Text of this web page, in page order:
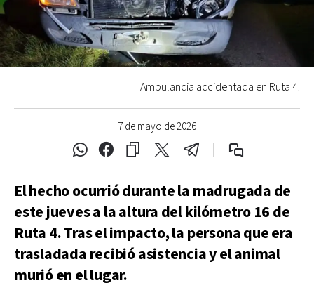
7 de mayo de 2026
Ambulancia accidentada en Ruta 4.
El hecho ocurrió durante la madrugada de
este jueves a la altura del kilómetro 16 de
Ruta 4. Tras el impacto, la persona que era
trasladada recibió asistencia y el animal
murió en el lugar.